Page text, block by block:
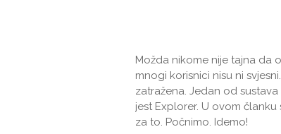
Možda nikome nije tajna da
mnogi korisnici nisu ni
zatražena. Jedan od
jest Explorer. U ovom
za to. Počnimo. Idemo!